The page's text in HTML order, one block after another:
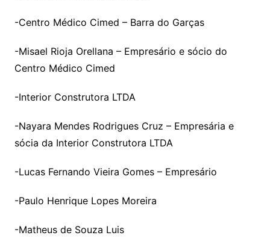
-Centro Médico Cimed – Barra do Garças
-Misael Rioja Orellana – Empresário e sócio do
Centro Médico Cimed
-Interior Construtora LTDA
-Nayara Mendes Rodrigues Cruz – Empresária e
sócia da Interior Construtora LTDA
-Lucas Fernando Vieira Gomes – Empresário
-Paulo Henrique Lopes Moreira
-Matheus de Souza Luis